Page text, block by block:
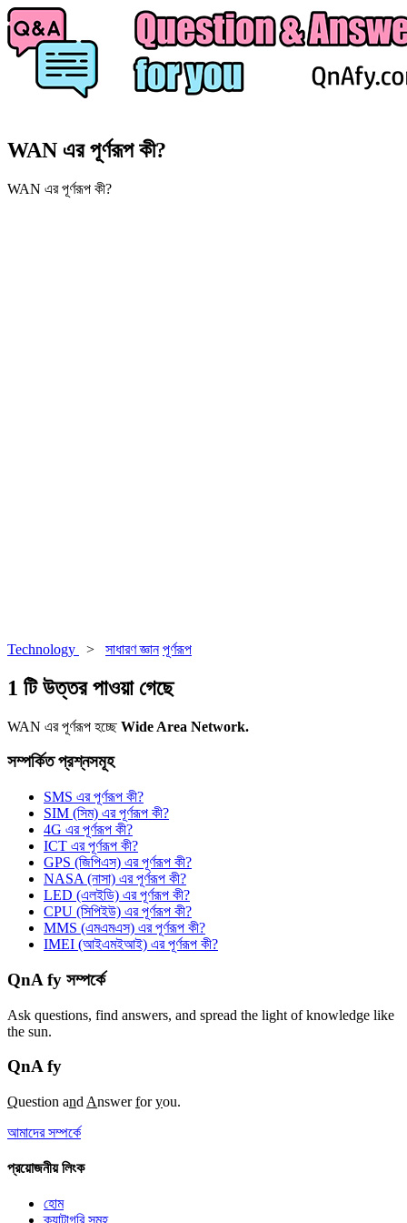
WAN এর পূর্ণরূপ কী?
WAN এর পূর্ণরূপ কী?
Technology > সাধারণ জ্ঞান পূর্ণরূপ
1 টি উত্তর পাওয়া গেছে
WAN এর পূর্ণরূপ হচ্ছে Wide Area Network.
সম্পর্কিত প্রশ্নসমূহ
SMS এর পূর্ণরূপ কী?
SIM (সিম) এর পূর্ণরূপ কী?
4G এর পূর্ণরূপ কী?
ICT এর পূর্ণরূপ কী?
GPS (জিপিএস) এর পূর্ণরূপ কী?
NASA (নাসা) এর পূর্ণরূপ কী?
LED (এলইডি) এর পূর্ণরূপ কী?
CPU (সিপিইউ) এর পূর্ণরূপ কী?
MMS (এমএমএস) এর পূর্ণরূপ কী?
IMEI (আইএমইআই) এর পূর্ণরূপ কী?
QnA fy সম্পর্কে
Ask questions, find answers, and spread the light of knowledge like
the sun.
QnAfy
Question and Answerforyou.
আমাদের সম্পর্কে
প্রয়োজনীয় লিংক
হোম